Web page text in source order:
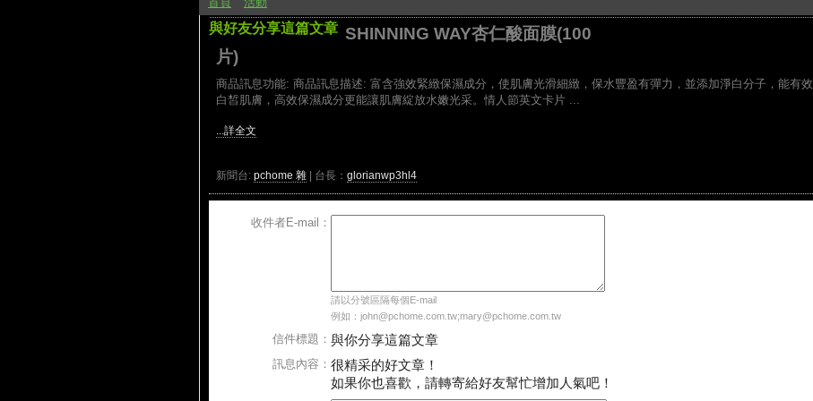
與好友分享這篇文章 SHINNING WAY杏仁酸面膜(100
片)
商品訊息功能: 商品訊息描述: 富含強效緊緻保濕成分，使肌膚光滑細緻，保水豐盈有彈力，並添加淨白分子，能有效
白皙肌膚，高效保濕成分更能讓肌膚綻放水嫩光采。情人節英文卡片 ...
...詳全文
新聞台: pchome 雜 | 台長： glorianwp3hl4
收件者E-mail：
請以分號區隔每個E-mail
例如：john@pchome.com.tw;mary@pchome.com.tw
信件標題： 與你分享這篇文章
訊息內容： 很精采的好文章！
如果你也喜歡，請轉寄給好友幫忙增加人氣吧！